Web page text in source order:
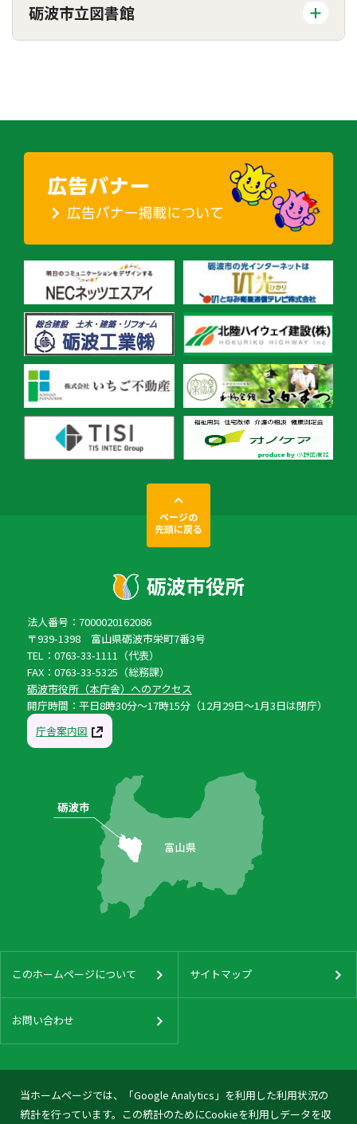
砺波市立図書館
当ホームページでは、「Google Analytics」を利用した利用状況の
統計を行っています。この統計のためにCookieを利用しデータを収
ページの
先頭に戻る
法人番号：7000020162086
〒939-1398 富山県砺波市栄町7番3号
TEL：0763-33-1111（代表）
FAX：0763-33-5325（総務課）
砺波市役所（本庁舎）へのアクセス
開庁時間：平日8時30分〜17時15分（12月29日〜1月3日は閉庁）
庁舎案内図
このホームページについて サイトマップ
お問い合わせ